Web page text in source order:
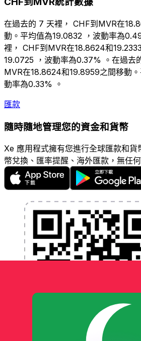
在過去的 7 天裡， CHF到MVR在
動。平均值為19.0832 ，波動率為
裡， CHF到MVR在18.8624和
19.0725 ，波動率為0.37% 。在過去
MVR在18.8624和19.8959之間移動
動率為0.33% 。
匯款
隨時隨地管理您的資金和貨幣
Xe 應用程式擁有您進行全球匯款和貨
幣兌換、匯率提醒、海外匯款，無任